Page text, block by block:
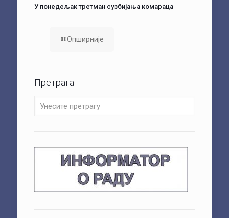
У понедељак третман сузбијања комараца
Опширније
Претрага